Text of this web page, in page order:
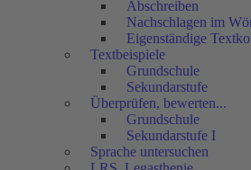
Abschreiben
Nachschlagen im
Eigenständige
Textbeispiele
Grundschule
Sekundarstufe
Überprüfen, bewerten...
Grundschule
Sekundarstufe I
Sprache untersuchen